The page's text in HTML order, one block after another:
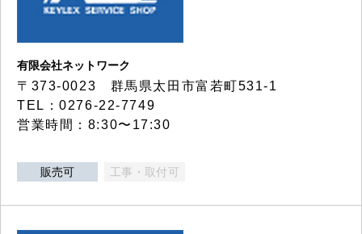
有限会社ネットワーク
〒373-0023 群馬県太田市富若町531-1
TEL：0276-22-7749
営業時間：8:30〜17:30
販売可 工事・取付可